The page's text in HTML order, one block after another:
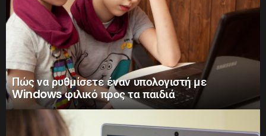
Πώς να ρυθμίσετε έναν υπολογιστή με
Windows φιλικό προς τα παιδιά